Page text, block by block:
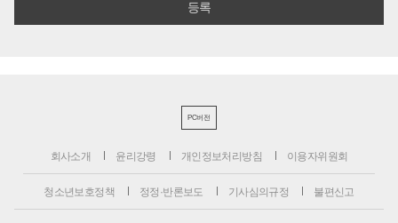
PC버전
회사소개 윤리강령 개인정보처리방침 이용자위원회
청소년보호정책 정정·반론보도 기사심의규정 불편신고